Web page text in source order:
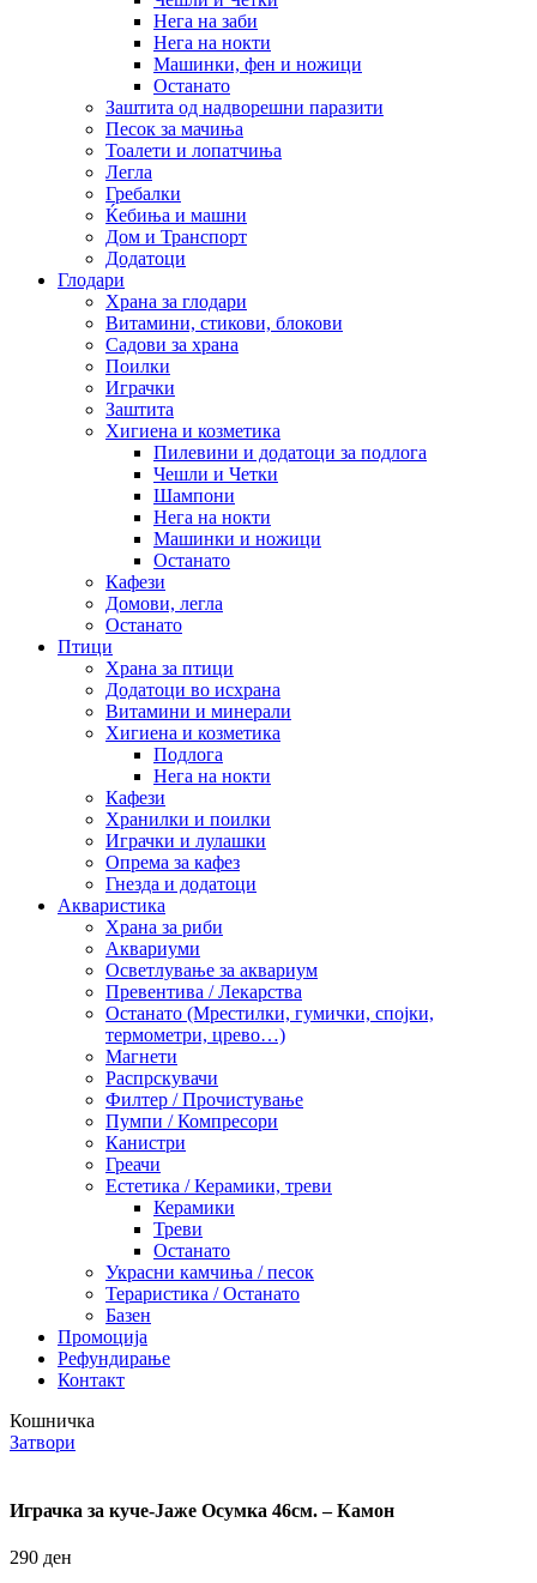
Нега на заби
Нега на нокти
Машинки, фен и ножици
Останато
Заштита од надворешни паразити
Песок за мачиња
Тоалети и лопатчиња
Легла
Гребалки
Ќебиња и машни
Дом и Транспорт
Додатоци
Глодари
Храна за глодари
Витамини, стикови, блокови
Садови за храна
Поилки
Играчки
Заштита
Хигиена и козметика
Пилевини и додатоци за подлога
Чешли и Четки
Шампони
Нега на нокти
Машинки и ножици
Останато
Кафези
Домови, легла
Останато
Птици
Храна за птици
Додатоци во исхрана
Витамини и минерали
Хигиена и козметика
Подлога
Нега на нокти
Кафези
Хранилки и поилки
Играчки и лулашки
Опрема за кафез
Гнезда и додатоци
Акваристика
Храна за риби
Аквариуми
Осветлување за аквариум
Превентива / Лекарства
Останато (Мрестилки, гумички, спојки,
термометри, црево…)
Магнети
Распрскувачи
Филтер / Прочистување
Пумпи / Компресори
Канистри
Греачи
Естетика / Керамики, треви
Керамики
Треви
Останато
Украсни камчиња / песок
Тераристика / Останато
Базен
Промоција
Рефундирање
Контакт
Кошничка
Затвори
Играчка за куче-Јаже Осумка 46см. – Камон
290 ден